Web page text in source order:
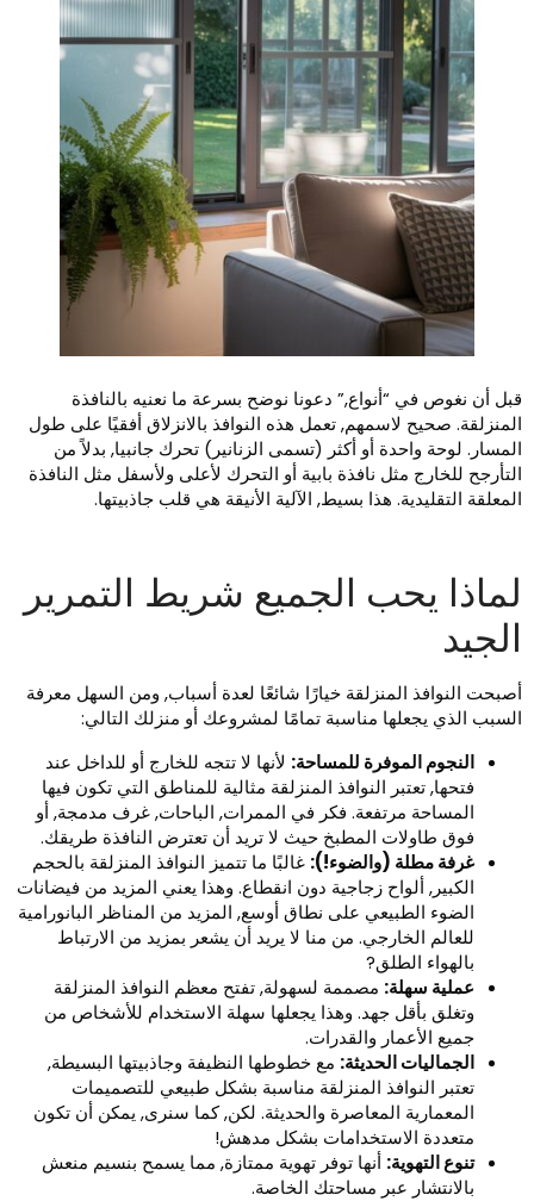
أن نغوص في “أنواع,” دعونا نوضح بسرعة ما نعنيه بالنافذة
صحيح لاسمهم, تعمل هذه النوافذ بالانزلاق أفقيًا على طول
لوحة واحدة أو أكثر (تسمى الزنانير) تحرك جانبيا, بدلاً من
للخارج مثل نافذة بابية أو التحرك لأعلى ولأسفل مثل النافذة
التقليدية. هذا بسيط, الآلية الأنيقة هي قلب جاذبيتها.
يحب الجميع شريط التمرير
النوافذ المنزلقة خيارًا شائعًا لعدة أسباب, ومن السهل معرفة
الذي يجعلها مناسبة تمامًا لمشروعك أو منزلك التالي:
النجوم الموفرة للمساحة:لأنها لا تتجه للخارج أو للداخل عند
فتحها, تعتبر النوافذ المنزلقة مثالية للمناطق التي تكون فيها
المساحة مرتفعة. فكر في الممرات, الباحات, غرف مدمجة, أو
فوق طاولات المطبخ حيث لا تريد أن تعترض النافذة طريقك.
غرفة مطلة (والضوء!):غالبًا ما تتميز النوافذ المنزلقة بالحجم
الكبير, ألواح زجاجية دون انقطاع. وهذا يعني المزيد من فيضانات
الضوء الطبيعي على نطاق أوسع, المزيد من المناظر البانورامية
للعالم الخارجي. من منا لا يريد أن يشعر بمزيد من الارتباط
بالهواء الطلق?
عملية سهلة:مصممة لسهولة, تفتح معظم النوافذ المنزلقة
وتغلق بأقل جهد. وهذا يجعلها سهلة الاستخدام للأشخاص من
جميع الأعمار والقدرات.
الجماليات الحديثة:مع خطوطها النظيفة وجاذبيتها البسيطة,
تعتبر النوافذ المنزلقة مناسبة بشكل طبيعي للتصميمات
المعمارية المعاصرة والحديثة. لكن, كما سنرى, يمكن أن تكون
متعددة الاستخدامات بشكل مدهش!
تنوع التهوية:أنها توفر تهوية ممتازة, مما يسمح بنسيم منعش
بالانتشار عبر مساحتك الخاصة.